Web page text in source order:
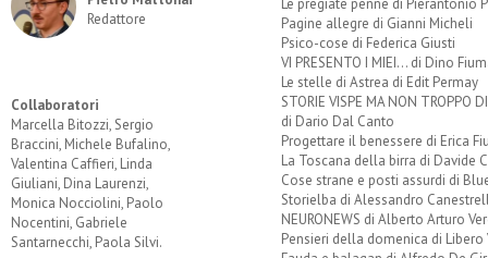
Redattore
Collaboratori
Marcella Bitozzi, Sergio
Braccini, Michele Bufalino,
Valentina Caffieri, Linda
Giuliani, Dina Laurenzi,
Monica Nocciolini, Paolo
Nocentini, Gabriele
Santarnecchi, Paola Silvi.
Pagine allegre di Gianni Micheli
Psico-cose di Federica Giusti
VI PRESENTO I MIEI... di Dino
Le stelle di Astrea di Edit Permay
STORIE VISPE MA NON TROPPO
di Dario Dal Canto
Progettare il benessere di Erica
La Toscana della birra di Davide
Cose strane e posti assurdi di
Storielba di Alessandro
NEURONEWS di Alberto Arturo
Pensieri della domenica di Libero